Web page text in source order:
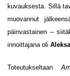
kuvauksesta. Sillä
muovannut
päinvastainen –
innoittajana oli
Toteutukseltaan